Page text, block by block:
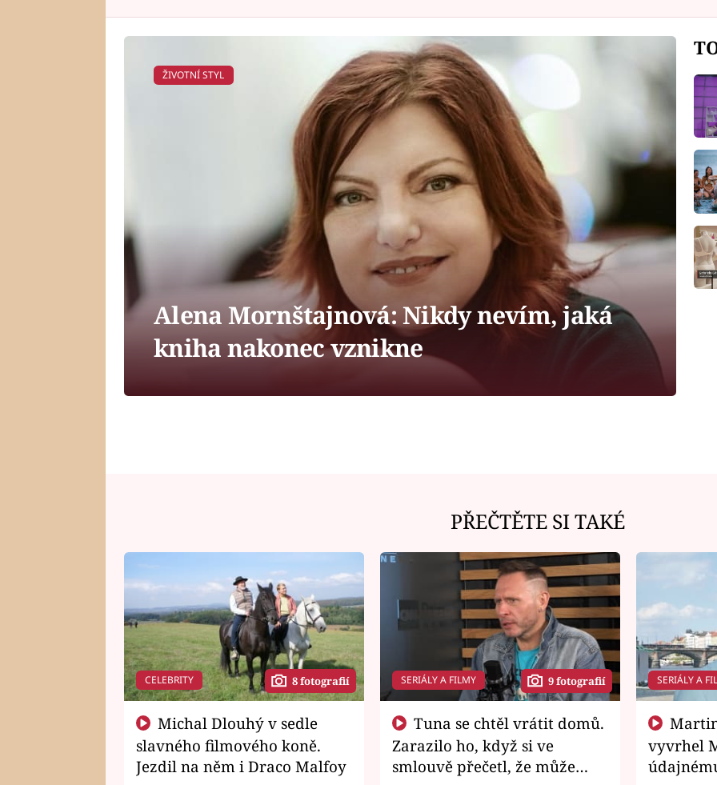
ŽIVOTNÍ STYL
Alena Mornštajnová: Nikdy nevím, jaká
kniha nakonec vznikne
PŘEČTĚTE SI TAKÉ
CELEBRITY 8 fotografií
slavného filmového koně.
Jezdil na něm i Draco Malfoy
SERIÁLY A FILMY 9 fotografií
Zarazilo ho, když si ve
smlouvě přečetl, že může
SERIÁLY A
vyvrhel